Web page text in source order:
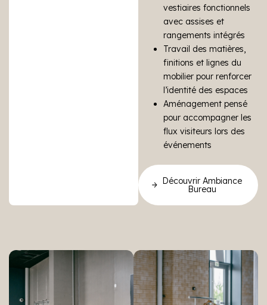
vestiaires fonctionnels
avec assises et
rangements intégrés
Travail des matières,
finitions et lignes du
mobilier pour renforcer
l’identité des espaces
Aménagement pensé
pour accompagner les
flux visiteurs lors des
événements
Découvrir Ambiance
Bureau